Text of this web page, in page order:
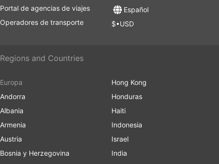
Portal de agencias de viajes
Operadores de transporte
Español
$•USD
Regions and Countries
Europa
Andorra
Albania
Armenia
Austria
Bosnia y Herzegovina
Hong Kong
Honduras
Haiti
Indonesia
Israel
India